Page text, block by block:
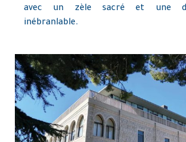
avec un zèle sacré et une
inébranlable.